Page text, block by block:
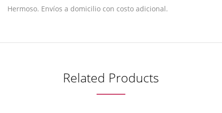
Hermoso. Envíos a domicilio con costo adicional.
Related Products